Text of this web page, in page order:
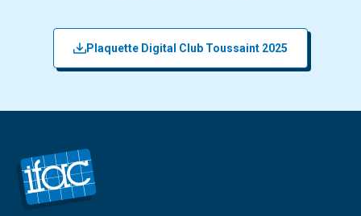
Plaquette Digital Club Toussaint 2025